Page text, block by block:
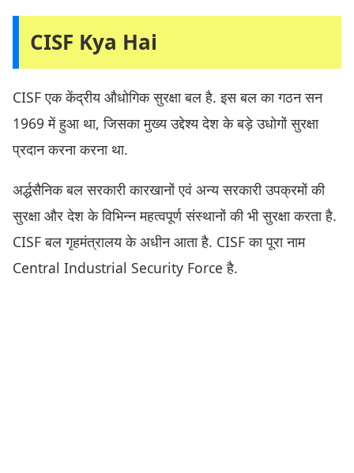
CISF Kya Hai
CISF एक केंद्रीय औधोगिक सुरक्षा बल है. इस बल का गठन सन
1969 में हुआ था, जिसका मुख्य उद्देश्य देश के बड़े उधोगों सुरक्षा
प्रदान करना करना था.
अर्द्धसैनिक बल सरकारी कारखानों एवं अन्य सरकारी उपक्रमों की
सुरक्षा और देश के विभिन्न महत्वपूर्ण संस्थानों की भी सुरक्षा करता है.
CISF बल गृहमंत्रालय के अधीन आता है. CISF का पूरा नाम
Central Industrial Security Force है.